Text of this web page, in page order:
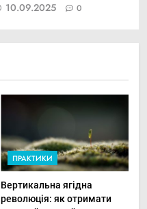
10.09.2025 0
ПРАКТИКИ
Вертикальна ягідна
революція: як отримати